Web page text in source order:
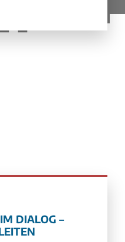
DIALOG –